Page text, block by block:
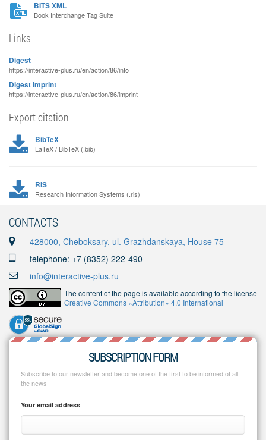
BITS XML
Book Interchange Tag Suite
Links
Digest
https://interactive-plus.ru/en/action/86/info
Digest imprint
https://interactive-plus.ru/en/action/86/imprint
Export citation
BibTeX
LaTeX / BibTeX (.bib)
RIS
Research Information Systems (.ris)
CONTACTS
428000, Cheboksary, ul. Grazhdanskaya, House 75
telephone: +7 (8352) 222-490
info@interactive-plus.ru
The content of the page is available according to the license
Creative Commons «Attribution» 4.0 International
SUBSCRIPTION FORM
Subscribe to our newsletter and become one of the first to be informed of all
the news!
Your email address